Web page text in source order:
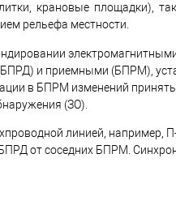
крановые площадки),
рельефа местности.
и приемными (БПРМ),
в БПРМ изменений
(ЗО).
линией, например,
от соседних БПРМ.